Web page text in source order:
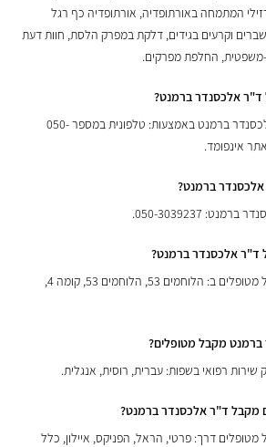
המתמחה באורתופדיה, אורתופדיה כף רגל
שברים וקרעים בגידים, דלקת במפרק הלסת, חוות דעת
משפטית, החלפת מפרקים.
ד"ר אלכסנדר ברמנט?
ניתן לקבוע תור אצל ד"ר אלכסנדר ברמנט באמצעות: טלפונית במספר 050-
ברמנט?
050-3039237.
ד"ר אלכסנדר ברמנט?
ד"ר אלכסנדר ברמנט מקבל מטופלים ב: הלוחמים 53, הלוחמים 53, קומה 4,
מקבל מטופלים?
רפואי בשפות: עברית, רוסית, אנגלית.
מקבל ד"ר אלכסנדר ברמנט?
דרך: פרטי, הראל, הפניקס, איילון, כלל